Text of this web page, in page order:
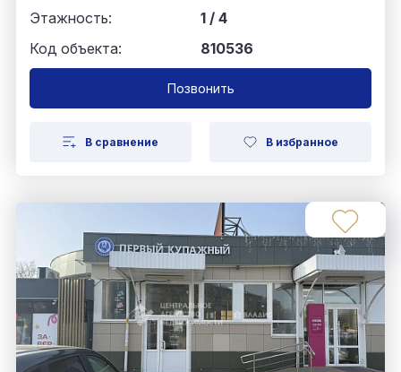
Этажность:
1 / 4
Код объекта:
810536
Позвонить
В сравнение В избранное